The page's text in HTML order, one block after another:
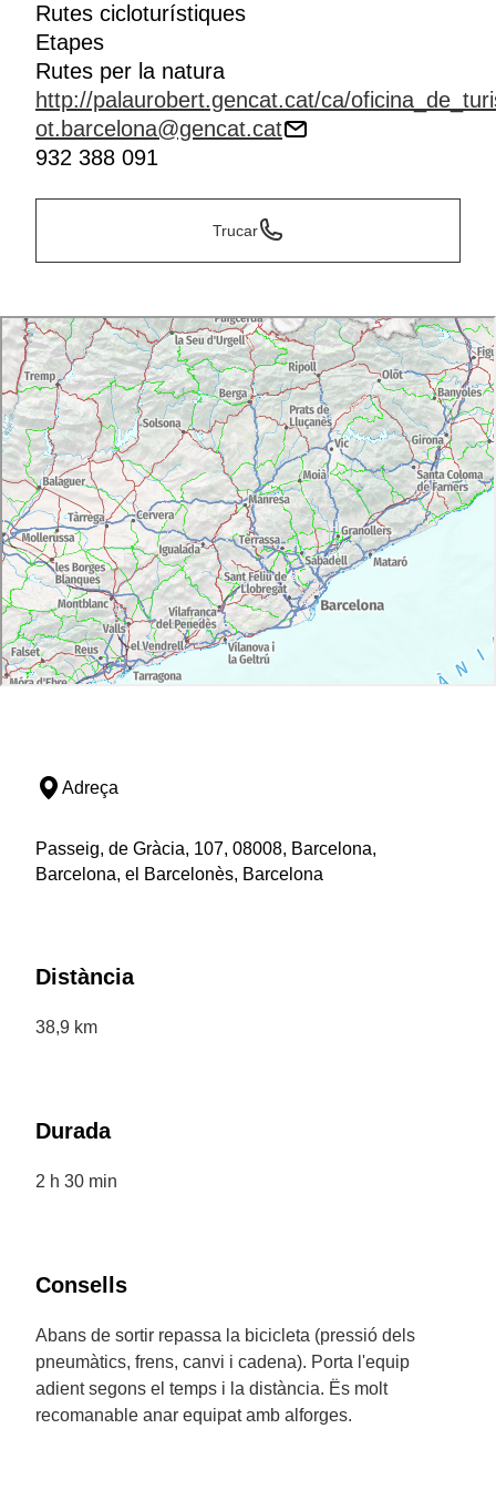
Rutes cicloturístiques
Etapes
Rutes per la natura
http://palaurobert.gencat.cat/ca/
ot.barcelona@gencat.cat
932 388 091
Trucar
Adreça
Passeig, de Gràcia, 107, 08008, Barcelona,
Barcelona, el Barcelonès, Barcelona
Distància
38,9 km
Durada
2 h 30 min
Consells
Abans de sortir repassa la bicicleta (pressió dels
pneumàtics, frens, canvi i cadena). Porta l'equip
adient segons el temps i la distància. Ës molt
recomanable anar equipat amb alforges.